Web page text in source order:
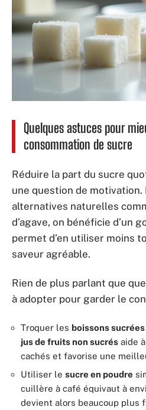
Quelques astuces pour
consommation de sucre
Réduire la part du sucre
une question de motivation.
alternatives naturelles
d’agave, on bénéficie d’un
permet d’en utiliser moins
saveur agréable.
Rien de plus parlant que
à adopter pour garder le
Troquer les boissons sucrées
jus de fruits non sucrés aide
cachés et favorise une
Utiliser le sucre en poudre
cuillère à café équivaut à
devient alors beaucoup plus